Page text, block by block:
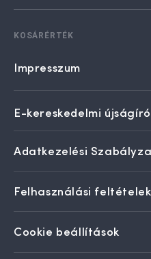
KOSÁRÉRTÉK
Impresszum
E-kereskedelmi
Adatkezelési
Felhasználási feltételek
Cookie beállítások